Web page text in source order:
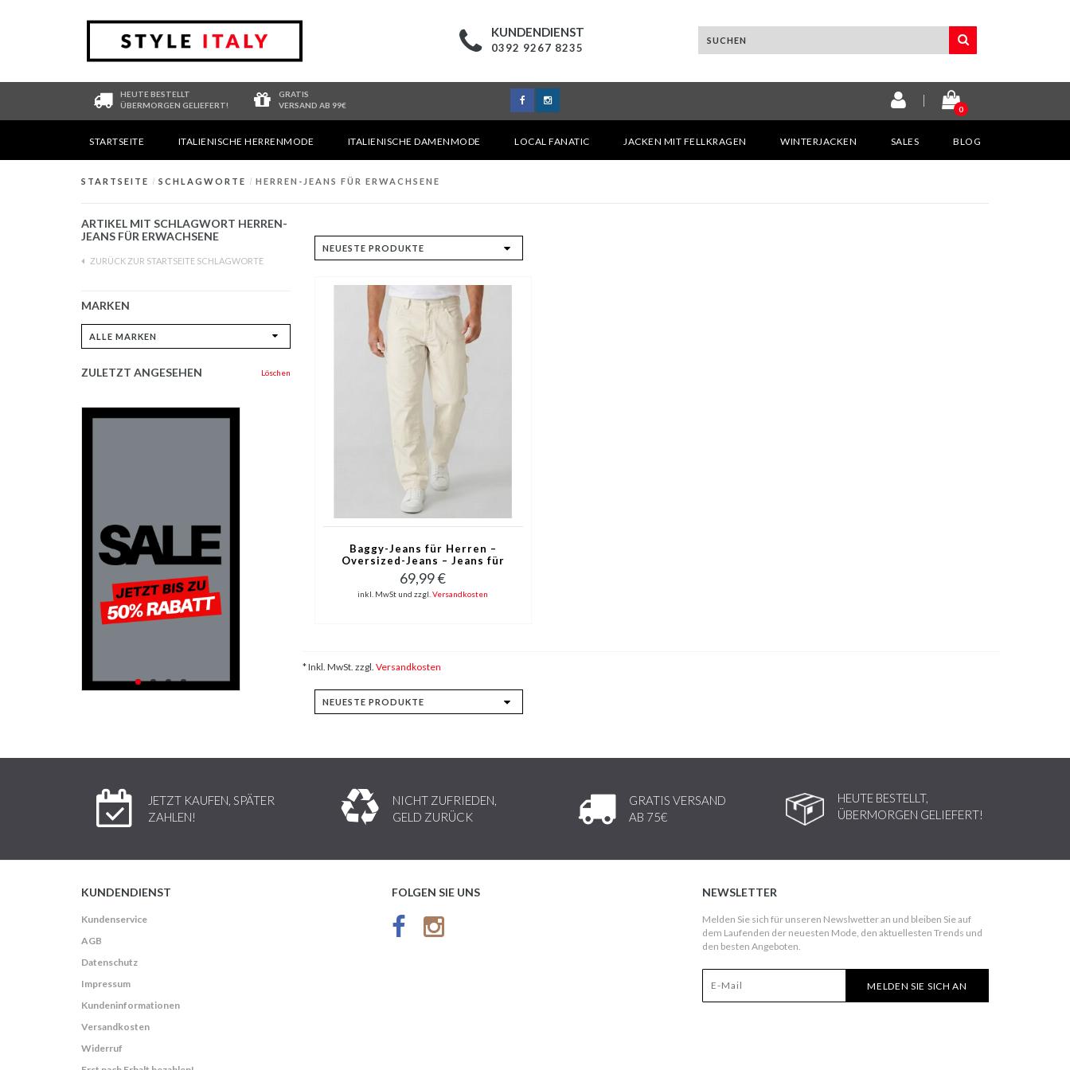
KUNDENDIENST
0392 9267 8235
HEUTE BESTELLT
ÜBERMORGEN GELIEFERT!
GRATIS
VERSAND AB 99€
0
STARTSEITE ITALIENISCHE HERRENMODE ITALIENISCHE DAMENMODE LOCAL FANATIC JACKEN MIT FELLKRAGEN WINTERJACKEN SALES BLOG
STARTSEITE / SCHLAGWORTE / HERREN-JEANS FÜR ERWACHSENE
ARTIKEL MIT SCHLAGWORT HERREN-
JEANS FÜR ERWACHSENE
ZURÜCK ZUR STARTSEITE SCHLAGWORTE
MARKEN
ZULETZT ANGESEHEN Löschen
Baggy-Jeans für Herren –
Oversized-Jeans – Jeans für
Erwachsene – Weiße
Herrenjeans – 378 – Weiß
69,99 €
inkl. MwSt und zzgl.Versandkosten
* Inkl. MwSt. zzgl. Versandkosten
JETZT KAUFEN, SPÄTER
ZAHLEN!
NICHT ZUFRIEDEN,
GELD ZURÜCK
GRATIS VERSAND
AB 75€
HEUTE BESTELLT,
ÜBERMORGEN GELIEFERT!
KUNDENDIENST
Kundenservice
AGB
Datenschutz
Impressum
Kundeninformationen
Versandkosten
Widerruf
FOLGEN SIE UNS NEWSLETTER
Melden Sie sich für unseren Newslwetter an und bleiben Sie auf
dem Laufenden der neuesten Mode, den aktuellesten Trends und
den besten Angeboten.
MELDEN SIE SICH AN